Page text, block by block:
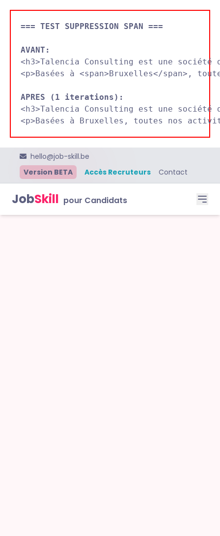
=== TEST SUPPRESSION SPAN ===
AVANT:
<h3>Talencia Consulting est une société
<p>Basées à <span>Bruxelles</span>,
APRES (1 iterations):
<h3>Talencia Consulting est une
hello@job-skill.be
Version BETA
Accès Recruteurs Contact
JobSkill pour Candidats